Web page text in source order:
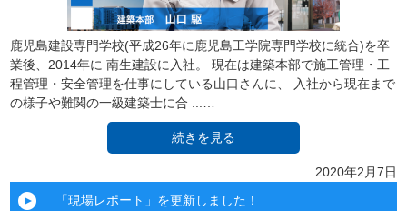
鹿児島建設専門学校(平成26年に鹿児島工学院専門学校に統合)を卒
業後、2014年に 南生建設に入社。 現在は建築本部で施工管理・工
程管理・安全管理を仕事にしている山口さんに、 入社から現在まで
の様子や難関の一級建築士に合 ...…
続きを見る
2020年2月7日
「現場レポート」を更新しました！